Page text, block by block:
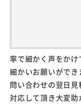
寧で細かく声をか
細かいお願いができ
問い合わせの翌日
対応して頂き大変